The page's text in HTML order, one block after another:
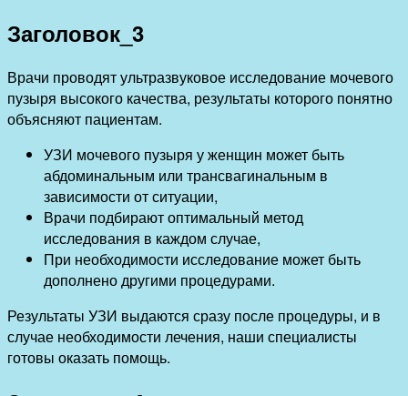
Заголовок_3
Врачи проводят ультразвуковое исследование мочевого
пузыря высокого качества, результаты которого понятно
объясняют пациентам.
УЗИ мочевого пузыря у женщин может быть
абдоминальным или трансвагинальным в
зависимости от ситуации,
Врачи подбирают оптимальный метод
исследования в каждом случае,
При необходимости исследование может быть
дополнено другими процедурами.
Результаты УЗИ выдаются сразу после процедуры, и в
случае необходимости лечения, наши специалисты
готовы оказать помощь.